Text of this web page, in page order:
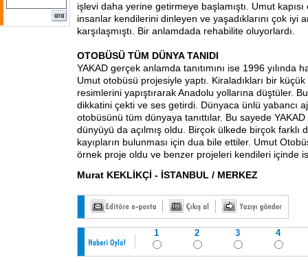
işlevi daha yerine getirmeye başlamıştı. Umut
insanlar kendilerini dinleyen ve yaşadıklarını çok iyi
karşılaşmıştı. Bir anlamdada rehabilite oluyorlardı.
OTOBÜSÜ TÜM DÜNYA TANIDI
YAKAD gerçek anlamda tanıtımını ise 1996 yılında
Umut otobüsü projesiyle yaptı. Kiraladıkları bir küçük
resimlerini yapıştırarak Anadolu yollarına düştüler.
dikkatini çekti ve ses getirdi. Dünyaca ünlü yabancı
otobüsünü tüm dünyaya tanıttılar. Bu sayede
dünyüyü da açılmış oldu. Birçok ülkede birçok farklı
kayıpların bulunması için dua bile ettiler. Umut
örnek proje oldu ve benzer projeleri kendileri içinde
Murat KEKLİKÇİ - İSTANBUL / MERKEZ
1 2 3 4